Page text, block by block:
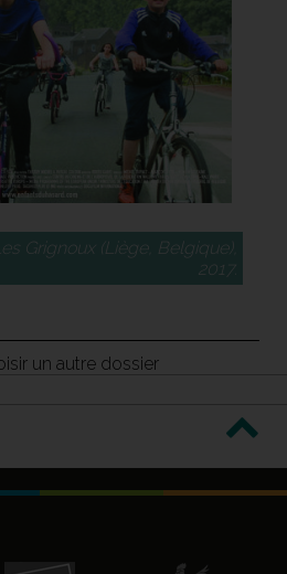
Grignoux (Liège, Belgique),
2017.
un autre dossier